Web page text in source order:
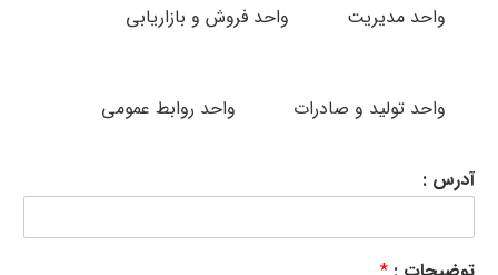
واحد مدیریت واحد فروش و بازاریابی
واحد تولید و صادرات واحد روابط عمومی
آدرس :